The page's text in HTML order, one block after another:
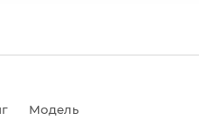
Модель